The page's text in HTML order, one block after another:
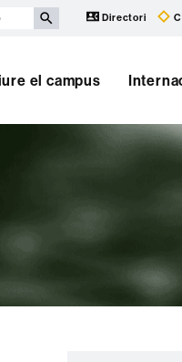
Directori
el campus